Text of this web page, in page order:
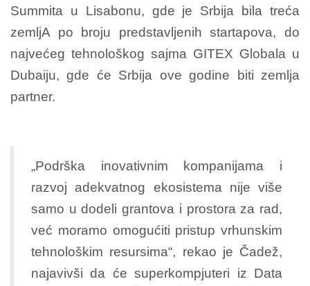
Summita u Lisabonu, gde je Srbija bila treća
zemljA po broju predstavljenih startapova, do
najvećeg tehnološkog sajma GITEX Globala u
Dubaiju, gde će Srbija ove godine biti zemlja
partner.
„Podrška inovativnim kompanijama i
razvoj adekvatnog ekosistema nije više
samo u dodeli grantova i prostora za rad,
već moramo omogućiti pristup vrhunskim
tehnološkim resursima“, rekao je Čadež,
najavivši da će superkompjuteri iz Data